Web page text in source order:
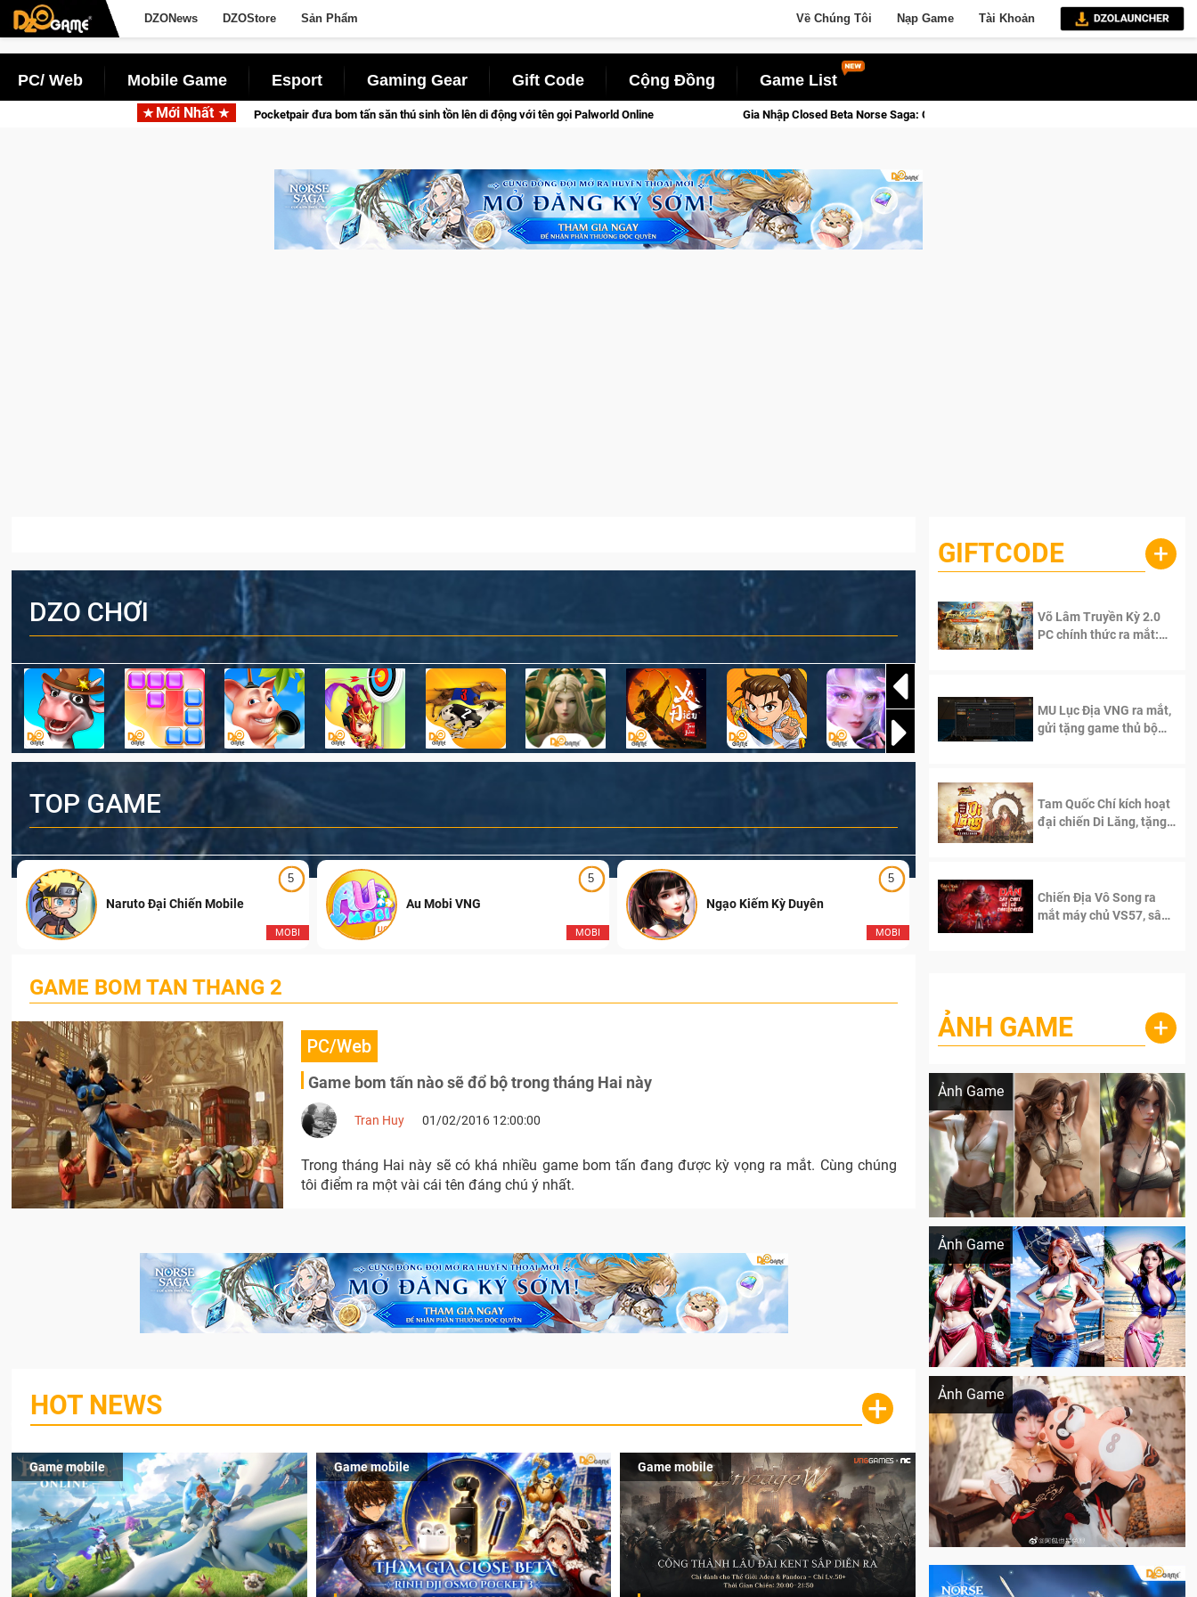
DZONews DZOStore Sản Phẩm Về Chúng Tôi Nạp Game Tài Khoản
PC/ Web Mobile Game Esport Gaming Gear Gift Code Cộng Đồng Game List
Mới Nhất
Garena hợp tác cùng Pocketpair đưa bom tấn săn thú sinh tồn lên di động với tên gọi Palworld Online Gia Nhập Closed Beta Norse Saga: Cửu Giới Thức Tỉnh, Săn DJI Osmo Pocket 3 Ngay Hôm Nay
DZO CHƠI
TOP GAME
5
MOBI
Naruto Đại Chiến Mobile
5
MOBI
Au Mobi VNG
5
MOBI
Ngạo Kiếm Kỳ Duyên Ngạo Thiên Mobile
GAME BOM TAN THANG 2
PC/Web
Game bom tấn nào sẽ đổ bộ trong tháng Hai này
Tran Huy 01/02/2016 12:00:00
Trong tháng Hai này sẽ có khá nhiều game bom tấn đang được kỳ vọng ra mắt. Cùng chúng
tôi điểm ra một vài cái tên đáng chú ý nhất.
HOT NEWS +
Game mobile Game mobile Game mobile
GIFTCODE +
Võ Lâm Truyền Kỳ 2.0
PC chính thức ra mắt:
MU Lục Địa VNG ra mắt,
gửi tặng game thủ bộ
Tam Quốc Chí kích hoạt
đại chiến Di Lăng, tặng
Chiến Địa Vô Song ra
mắt máy chủ VS57, sân
ẢNH GAME +
Ảnh Game
Lala Croft vừa nóng vừa xinh dưới nét vẽ
Ảnh Game
Khi AI Cosplay gái đẹp One Piece
Ảnh Game
Cosplay Xiangling siêu cute